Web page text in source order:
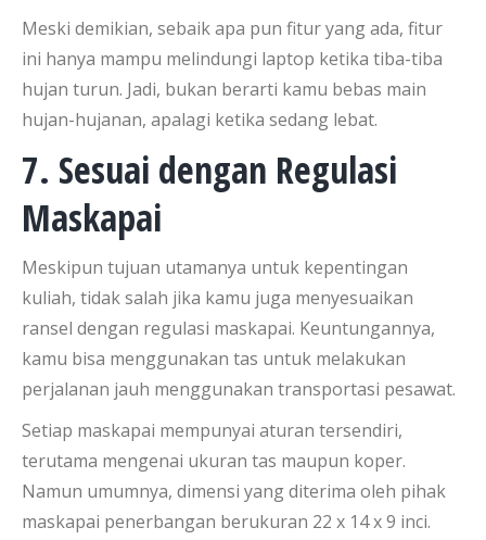
Meski demikian, sebaik apa pun fitur yang ada, fitur
ini hanya mampu melindungi laptop ketika tiba-tiba
hujan turun. Jadi, bukan berarti kamu bebas main
hujan-hujanan, apalagi ketika sedang lebat.
7. Sesuai dengan Regulasi
Maskapai
Meskipun tujuan utamanya untuk kepentingan
kuliah, tidak salah jika kamu juga menyesuaikan
ransel dengan regulasi maskapai. Keuntungannya,
kamu bisa menggunakan tas untuk melakukan
perjalanan jauh menggunakan transportasi pesawat.
Setiap maskapai mempunyai aturan tersendiri,
terutama mengenai ukuran tas maupun koper.
Namun umumnya, dimensi yang diterima oleh pihak
maskapai penerbangan berukuran 22 x 14 x 9 inci.